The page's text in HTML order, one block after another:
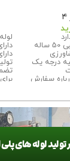
درجه یک
سفارش
لوله های پلی